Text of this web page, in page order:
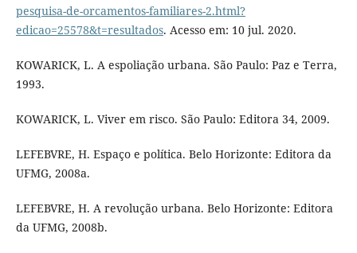
pesquisa-de-orcamentos-familiares-2.html?
edicao=25578&t=resultados. Acesso em: 10 jul. 2020.
KOWARICK, L. A espoliação urbana. São Paulo: Paz e Terra,
1993.
KOWARICK, L. Viver em risco. São Paulo: Editora 34, 2009.
LEFEBVRE, H. Espaço e política. Belo Horizonte: Editora da
UFMG, 2008a.
LEFEBVRE, H. A revolução urbana. Belo Horizonte: Editora
da UFMG, 2008b.